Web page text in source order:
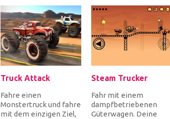
Truck Attack
Fahre einen
Monstertruck und fahre
mit dem einzigen Ziel,
Steam Trucker
Fahr mit einem
dampfbetriebenen
Güterwagen. Deine